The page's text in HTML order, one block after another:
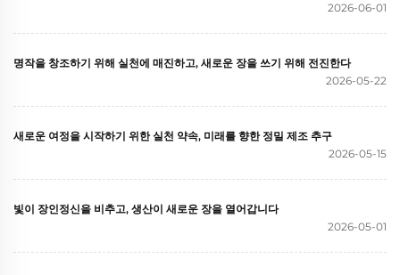
2026-06-01
명작을 창조하기 위해 실천에 매진하고, 새로운 장을 쓰기 위해 전진한다
2026-05-22
새로운 여정을 시작하기 위한 실천 약속, 미래를 향한 정밀 제조 추구
2026-05-15
빛이 장인정신을 비추고, 생산이 새로운 장을 열어갑니다
2026-05-01